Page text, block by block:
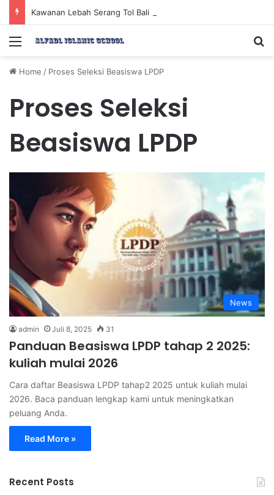
Menu
Home / Proses Seleksi Beasiswa LPDP
Proses Seleksi
Beasiswa LPDP
News
admin Juli 8, 2025 31
Panduan Beasiswa LPDP tahap 2 2025:
kuliah mulai 2026
Cara daftar Beasiswa LPDP tahap2 2025 untuk kuliah mulai
2026. Baca panduan lengkap kami untuk meningkatkan
peluang Anda.
Read More »
Recent Posts